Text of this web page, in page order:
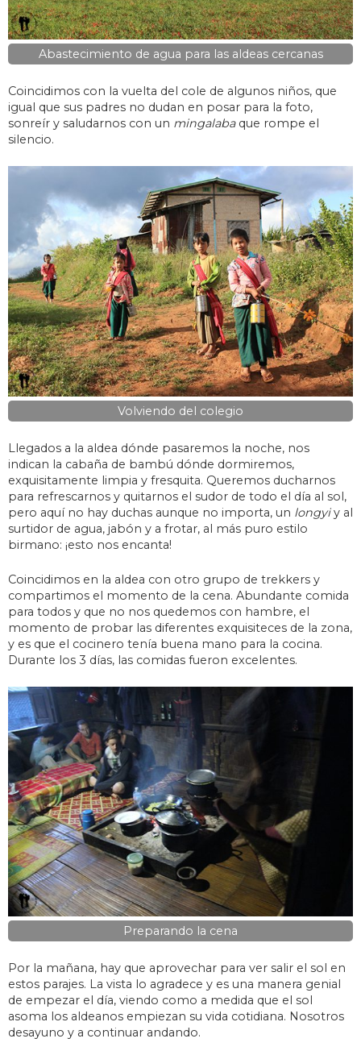
Abastecimiento de agua para las aldeas cercanas
Coincidimos con la vuelta del cole de algunos niños, que
igual que sus padres no dudan en posar para la foto,
sonreír y saludarnos con un mingalabaque rompe el
silencio.
Volviendo del colegio
Llegados a la aldea dónde pasaremos la noche, nos
indican la cabaña de bambú dónde dormiremos,
exquisitamente limpia y fresquita. Queremos ducharnos
para refrescarnos y quitarnos el sudor de todo el día al sol,
pero aquí no hay duchas aunque no importa, un longyiy al
surtidor de agua, jabón y a frotar, al más puro estilo
birmano: ¡esto nos encanta!
Coincidimos en la aldea con otro grupo de trekkers y
compartimos el momento de la cena. Abundante comida
para todos y que no nos quedemos con hambre, el
momento de probar las diferentes exquisiteces de la zona,
y es que el cocinero tenía buena mano para la cocina.
Durante los 3 días, las comidas fueron excelentes.
Preparando la cena
Por la mañana, hay que aprovechar para ver salir el sol en
estos parajes. La vista lo agradece y es una manera genial
de empezar el día, viendo como a medida que el sol
asoma los aldeanos empiezan su vida cotidiana. Nosotros
desayuno y a continuar andando.